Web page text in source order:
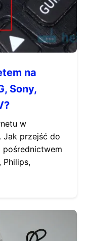
na
Sony,
w
Jak przejść do
Philips,